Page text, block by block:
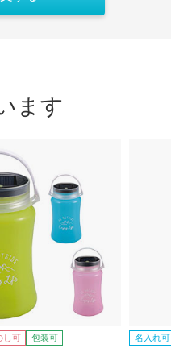
ます
し可 包装可 名入れ可